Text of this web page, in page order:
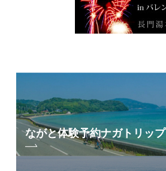
ながと体験予約ナガトリップ